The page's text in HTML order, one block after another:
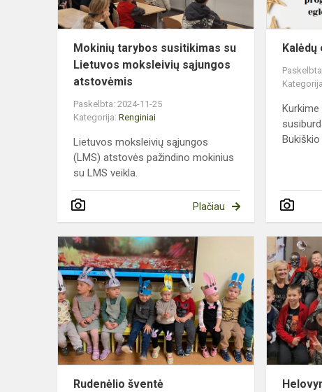
sąjungos...
Mokinių tarybos susitikimas su
Lietuvos moksleivių sąjungos
atstovėmis
Paskelbta: 2024-11-25
Kategorija: Renginiai
Lietuvos moksleivių sąjungos
(LMS) atstovės pažindino mokinius
su LMS veikla.
Plačiau
Kurkime
Bukiškio
Rudenėlio
šventė
Rudenėlio šventė